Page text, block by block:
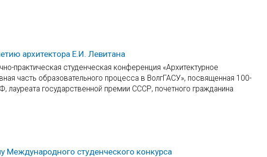
архитектора Е.И. Левитана
практическая студенческая конференция «Архитектурное
часть образовательного процесса в ВолгГАСУ», посвященная 100-
государственной премии СССР, почетного гражданина
Международного студенческого конкурса